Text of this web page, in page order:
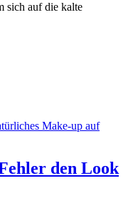
sich auf die kalte
den Look